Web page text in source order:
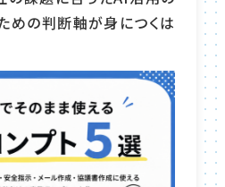
めの判断軸が身につくは